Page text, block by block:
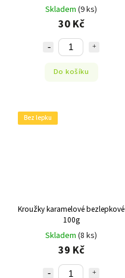
Skladem (9 ks)
30 Kč
Do košíku
Bez lepku
Kroužky karamelové bezlepkové
100g
Skladem (8 ks)
39 Kč